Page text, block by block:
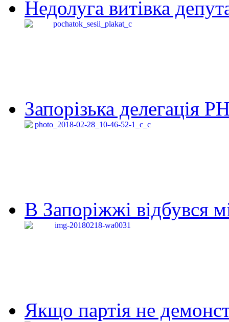
Недолуга витівка
Запорізька делегація
В Запоріжжі відбувся
Якщо партія не